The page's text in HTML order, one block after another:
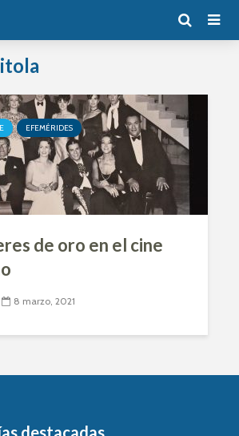
EFEMÉRIDES
de oro en el cine
8 marzo, 2021
destacadas